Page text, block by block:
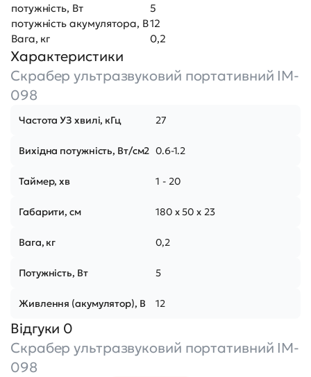
потужність, Вт
5
потужність акумулятора, В12
Вага, кг
0,2
Характеристики
Скрабер ультразвуковий портативний IM-
098
Частота УЗ хвилі, кГц 27
Вихідна потужність, Вт/см2 0.6-1.2
Таймер, хв 1 - 20
Габарити, см 180 х 50 х 23
Вага, кг 0,2
Потужність, Вт 5
Живлення (акумулятор), В 12
Відгуки 0
Скрабер ультразвуковий портативний IM-
098